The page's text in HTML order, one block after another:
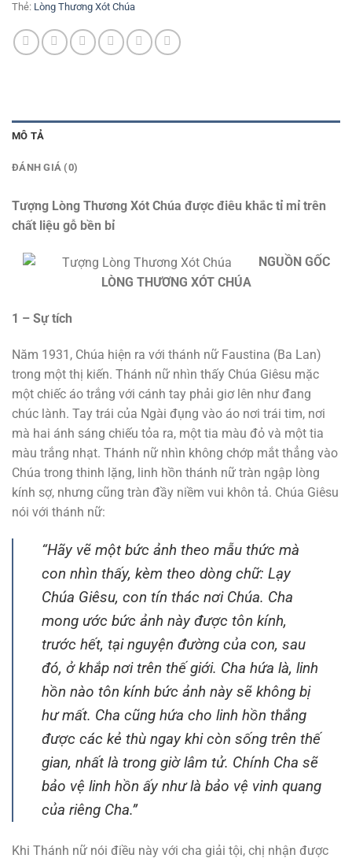
Thẻ: Lòng Thương Xót Chúa
MÔ TẢ
ĐÁNH GIÁ (0)
Tượng Lòng Thương Xót Chúa được điêu khắc tỉ mỉ trên
chất liệu gỗ bền bỉ
NGUỒN GỐC
LÒNG THƯƠNG XÓT CHÚA
1 – Sự tích
Năm 1931, Chúa hiện ra với thánh nữ Faustina (Ba Lan)
trong một thị kiến. Thánh nữ nhìn thấy Chúa Giêsu mặc
một chiếc áo trắng với cánh tay phải giơ lên như đang
chúc lành. Tay trái của Ngài đụng vào áo nơi trái tim, nơi
mà hai ánh sáng chiếu tỏa ra, một tia màu đỏ và một tia
màu trắng nhạt. Thánh nữ nhìn không chớp mắt thẳng vào
Chúa trong thinh lặng, linh hồn thánh nữ tràn ngập lòng
kính sợ, nhưng cũng tràn đầy niềm vui khôn tả. Chúa Giêsu
nói với thánh nữ:
“Hãy vẽ một bức ảnh theo mẫu thức mà
con nhìn thấy, kèm theo dòng chữ: Lạy
Chúa Giêsu, con tín thác nơi Chúa. Cha
mong ước bức ảnh này được tôn kính,
trước hết, tại nguyện đường của con, sau
đó, ở khắp nơi trên thế giới. Cha hứa là, linh
hồn nào tôn kính bức ảnh này sẽ không bị
hư mất. Cha cũng hứa cho linh hồn thắng
được các kẻ thù ngay khi còn sống trên thế
gian, nhất là trong giờ lâm tử. Chính Cha sẽ
bảo vệ linh hồn ấy như là bảo vệ vinh quang
của riêng Cha.”
Khi Thánh nữ nói điều này với cha giải tội, chị nhận được